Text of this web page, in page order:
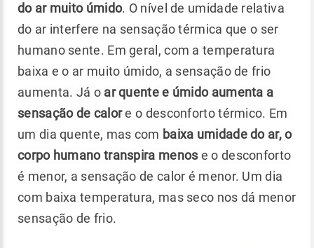
do ar muito úmido. O nível de umidade relativa
do ar interfere na sensação térmica que o ser
humano sente. Em geral, com a temperatura
baixa e o ar muito úmido, a sensação de frio
aumenta. Já o ar quente e úmido aumenta a
sensação de calore o desconforto térmico. Em
um dia quente, mas com baixa umidade do ar, o
corpo humano transpira menos e o desconforto
é menor, a sensação de calor é menor. Um dia
com baixa temperatura, mas seco nos dá menor
sensação de frio.